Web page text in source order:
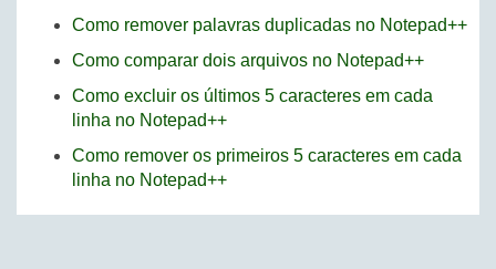
Como remover palavras duplicadas no Notepad++
Como comparar dois arquivos no Notepad++
Como excluir os últimos 5 caracteres em cada
linha no Notepad++
Como remover os primeiros 5 caracteres em cada
linha no Notepad++